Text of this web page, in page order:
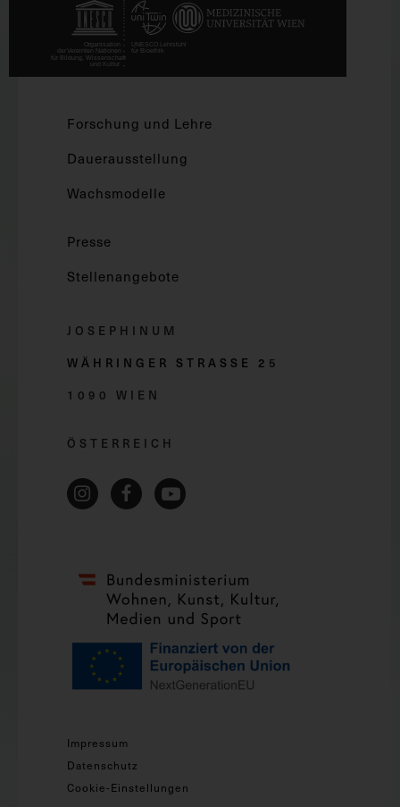
Forschung und Lehre
Dauerausstellung
Wachsmodelle
Presse
Stellenangebote
JOSEPHINUM
WÄHRINGER STRASSE 2 5
1090 WIEN
ÖSTERREICH
Impressum
Datenschutz
Cookie-Einstellungen